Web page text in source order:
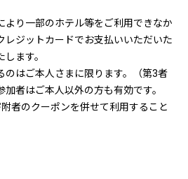
り一部のホテル等をご利用できなか
レジットカードでお支払いいただいた
ます。
はご本人さまに限ります。（第3者
者はご本人以外の方も有効です。
者のクーポンを併せて利用すること